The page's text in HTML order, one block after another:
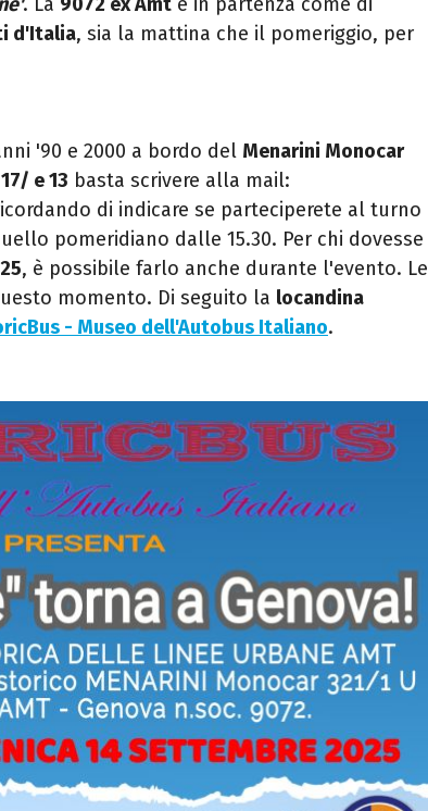
d'Italia, sia la mattina che il pomeriggio, per
'90 e 2000 a bordo del Menarini Monocar
17/ e 13 basta scrivere alla mail:
di indicare se parteciperete al turno
pomeridiano dalle 15.30. Per chi dovesse
, è possibile farlo anche durante l'evento. Le
momento. Di seguito la locandina
- Museo dell'Autobus Italiano.